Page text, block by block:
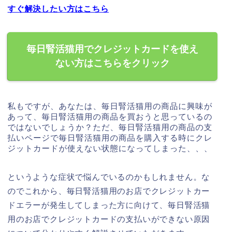
すぐ解決したい方はこちら
毎日腎活猫用でクレジットカードを使え
ない方はこちらをクリック
私もですが、あなたは、毎日腎活猫用の商品に興味が
あって、毎日腎活猫用の商品を買おうと思っているの
ではないでしょうか？ただ、毎日腎活猫用の商品の支
払いページで毎日腎活猫用の商品を購入する時にクレ
ジットカードが使えない状態になってしまった、、、
というような症状で悩んでいるのかもしれません。な
のでこれから、毎日腎活猫用のお店でクレジットカー
ドエラーが発生してしまった方に向けて、毎日腎活猫
用のお店でクレジットカードの支払いができない原因